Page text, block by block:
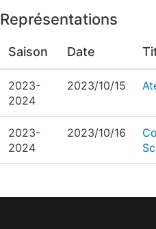
Représentations
Saison Date
2023-
2024
2023/10/15
2023-
2024
2023/10/16